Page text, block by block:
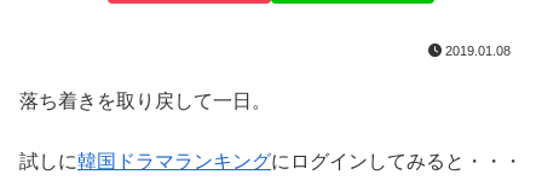
2019.01.08
落ち着きを取り戻して一日。
試しに韓国ドラマランキングにログインしてみると・・・